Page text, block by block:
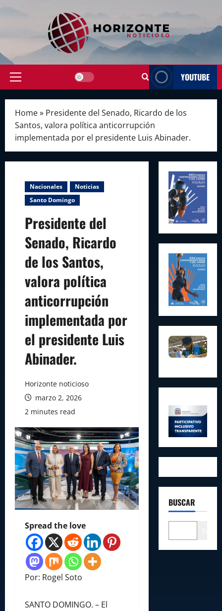
Primary
YOUTUBE
Home» Presidente del Senado, Ricardo de los
Santos, valora política anticorrupción
implementada por el presidente Luis Abinader.
Nacionales
Noticias
Santo Domingo
Presidente del
Senado, Ricardo
de los Santos,
valora política
anticorrupción
implementada por
el presidente Luis
Abinader.
Horizonte noticioso
marzo 2, 2026
2 minutes read
Spread the love
Por: Rogel Soto
SANTO DOMINGO. – El
BUSCAR